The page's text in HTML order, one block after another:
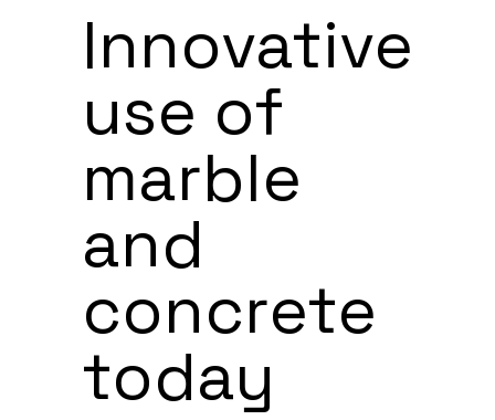
Innovative
use of
marble
and
concrete
today